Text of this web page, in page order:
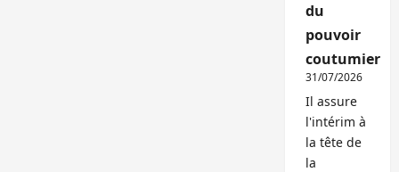
du
pouvoir
coutumier
31/07/2026
Il assure
l'intérim à
la tête de
la